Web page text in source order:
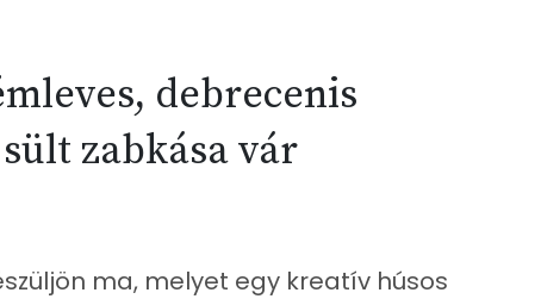
debrecenis
zabkása vár
ma, melyet egy kreatív húsos